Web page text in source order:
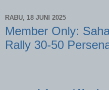
RABU, 18 JUNI 2025
Member Only:
Rally 30-50